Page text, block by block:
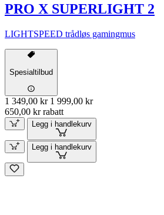
PRO X SUPERLIGHT 2
LIGHTSPEED trådløs gamingmus
Spesialtilbud
1 349,00 kr 1 999,00 kr
650,00 kr rabatt
Legg i handlekurv
Legg i handlekurv